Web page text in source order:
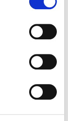
SODAVAND
Hatakosen